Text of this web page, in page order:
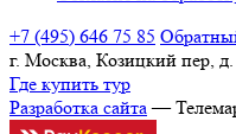
+7 (495) 646 75 85
г. Москва, Козицкий пер,
Где купить тур
Разработка сайта—